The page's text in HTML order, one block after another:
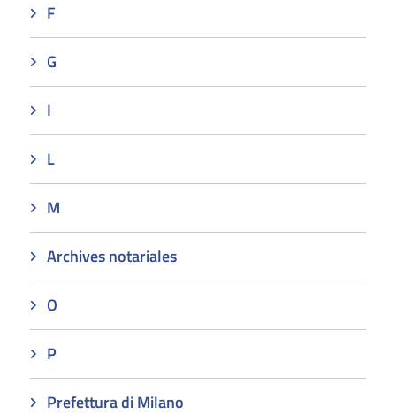
F
G
I
L
M
Archives notariales
O
P
Prefettura di Milano